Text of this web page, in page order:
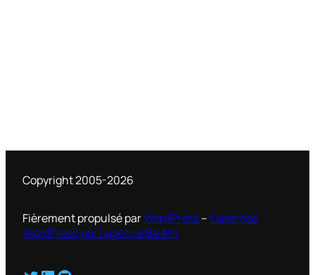
Copyright 2005-2026
Fièrement propulsé parWordPress– Expertise
WordPress par l’agence Be API